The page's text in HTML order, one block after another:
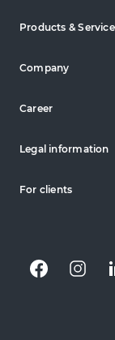
Products &
Company
Career
Legal information
For clients